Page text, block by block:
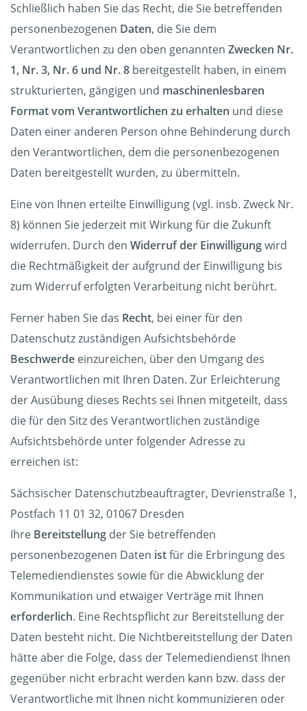
Schließlich haben Sie das Recht, die Sie betreffenden
personenbezogenen Daten, die Sie dem
Verantwortlichen zu den oben genannten Zwecken Nr.
1, Nr. 3, Nr. 6 und Nr. 8 bereitgestellt haben, in einem
strukturierten, gängigen und maschinenlesbaren
Format vom Verantwortlichen zu erhalten und diese
Daten einer anderen Person ohne Behinderung durch
den Verantwortlichen, dem die personenbezogenen
Daten bereitgestellt wurden, zu übermitteln.
Eine von Ihnen erteilte Einwilligung (vgl. insb. Zweck Nr.
8) können Sie jederzeit mit Wirkung für die Zukunft
widerrufen. Durch den Widerruf der Einwilligungwird
die Rechtmäßigkeit der aufgrund der Einwilligung bis
zum Widerruf erfolgten Verarbeitung nicht berührt.
Ferner haben Sie das Recht, bei einer für den
Datenschutz zuständigen Aufsichtsbehörde
Beschwerde einzureichen, über den Umgang des
Verantwortlichen mit Ihren Daten. Zur Erleichterung
der Ausübung dieses Rechts sei Ihnen mitgeteilt, dass
die für den Sitz des Verantwortlichen zuständige
Aufsichtsbehörde unter folgender Adresse zu
erreichen ist:
Sächsischer Datenschutzbeauftragter, Devrienstraße 1,
Postfach 11 01 32, 01067 Dresden
Ihre Bereitstellung der Sie betreffenden
personenbezogenen Daten istfür die Erbringung des
Telemediendienstes sowie für die Abwicklung der
Kommunikation und etwaiger Verträge mit Ihnen
erforderlich. Eine Rechtspflicht zur Bereitstellung der
Daten besteht nicht. Die Nichtbereitstellung der Daten
hätte aber die Folge, dass der Telemediendienst Ihnen
gegenüber nicht erbracht werden kann bzw. dass der
Verantwortliche mit Ihnen nicht kommunizieren oder